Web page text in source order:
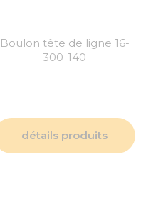
Boulon tête de ligne 16-
300-140
détails produits